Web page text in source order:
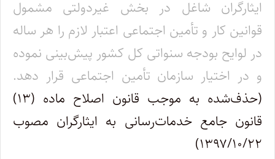
ایثارگران شاغل در بخش غیردولتی مشمول
قوانین کار و تأمین اجتماعی اعتبار لازم را هر ساله
در لوایح بودجه سنواتی کل کشور پیش‌بینی نموده
و در اختیار سازمان تأمین اجتماعی قرار دهد.
(حذف‌شده به موجب قانون اصلاح ماده (۱۳)
قانون جامع خدمات‌رسانی به ایثارگران مصوب
۱۳۹۷/۱۰/۲۲)